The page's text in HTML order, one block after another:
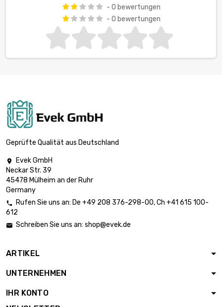
- 0 bewertungen
- 0 bewertungen
Geprüfte Qualität aus Deutschland

Evek GmbH
Neckar Str. 39
45478 Mülheim an der Ruhr
Germany
 Rufen Sie uns an: De +49 208 376-298-00, Ch +41 615 100-
612
 Schreiben Sie uns an: shop@evek.de
ARTIKEL
UNTERNEHMEN
IHR KONTO